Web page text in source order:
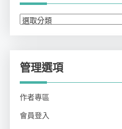
分
管理選項
作者專區
會員登入